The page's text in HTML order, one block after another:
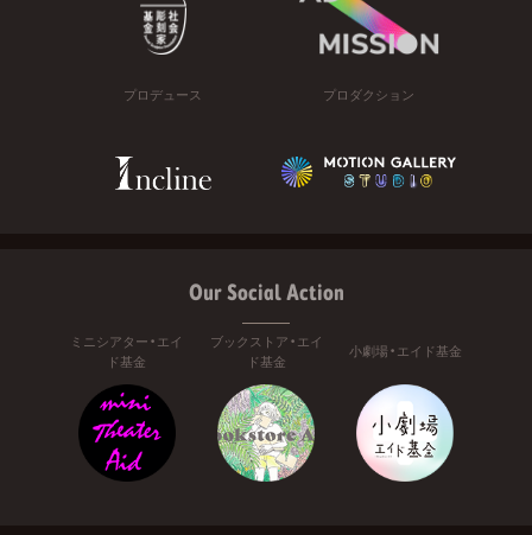
プロデュース プロダクション
Our Social Action
ミニシアター・エイ
ド基金
ブックストア・エイ
ド基金
小劇場・エイド基金